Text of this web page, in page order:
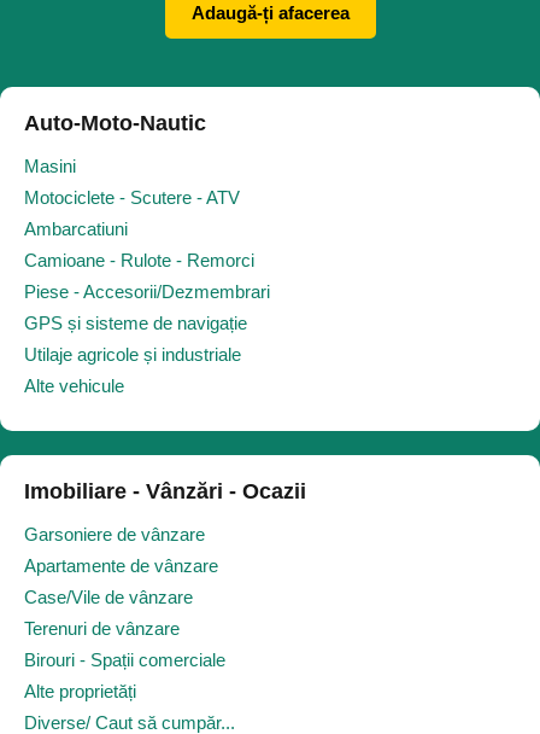
Adaugă-ți afacerea
Auto-Moto-Nautic
Masini
Motociclete - Scutere - ATV
Ambarcatiuni
Camioane - Rulote - Remorci
Piese - Accesorii/Dezmembrari
GPS și sisteme de navigație
Utilaje agricole și industriale
Alte vehicule
Imobiliare - Vânzări - Ocazii
Garsoniere de vânzare
Apartamente de vânzare
Case/Vile de vânzare
Terenuri de vânzare
Birouri - Spații comerciale
Alte proprietăți
Diverse/ Caut să cumpăr...